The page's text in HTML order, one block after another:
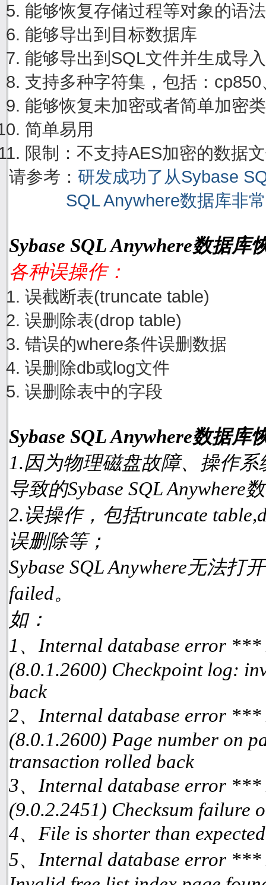
能够恢复存储过程等对象的语法
能够导出到目标数据库
能够导出到SQL文件并生成导
支持多种字符集，包括：
能够恢复未加密或者简单加密
简单易用
限制：不支持AES加密的数据
请参考： 研发成功了从Sybase
SQL Anywhere数据库非
Sybase SQL Anywhere数据
各种误操作：
误截断表(truncate table)
误删除表(drop table)
错误的where条件误删数据
误删除db或log文件
误删除表中的字段
Sybase SQL Anywhere数据
1.因为物理磁盘故障、操作
导致的Sybase SQL
2.误操作，包括truncate
误删除等；
Sybase SQL Anywhere无法打
failed。
如：
1、Internal database error
(8.0.1.2600) Checkpoint log:
back
2、Internal database error ***
(8.0.1.2600) Page number on
transaction rolled back
3、Internal database error ***
(9.0.2.2451) Checksum failure
4、File is shorter than expected
5、Internal database error ***